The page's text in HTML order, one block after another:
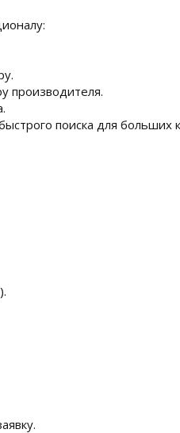
производителя.
поиска для больших